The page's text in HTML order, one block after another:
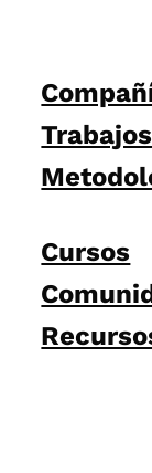
Trabajos
Cursos